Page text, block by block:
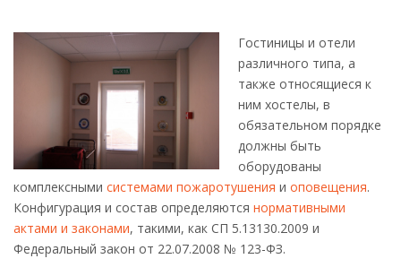
Гостиницы и отели
различного типа, а
также относящиеся к
ним хостелы, в
обязательном порядке
должны быть
оборудованы
комплексными системами пожаротушения и оповещения.
Конфигурация и состав определяются нормативными
актами и законами, такими, как СП 5.13130.2009 и
Федеральный закон от 22.07.2008 № 123-ФЗ.